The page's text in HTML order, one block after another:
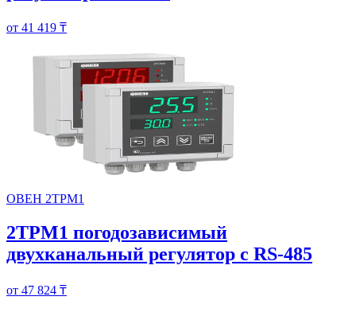
от 41 419 ₸
ОВЕН 2ТРМ1
2ТРМ1 погодозависимый
двухканальный регулятор с RS-485
от 47 824 ₸